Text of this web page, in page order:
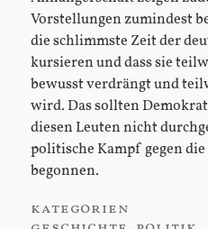
Vorstellungen zumindest
die schlimmste Zeit der
kursieren und dass sie
bewusst verdrängt und
wird. Das sollten
diesen Leuten nicht
politische Kampf gegen
begonnen.
kategorien